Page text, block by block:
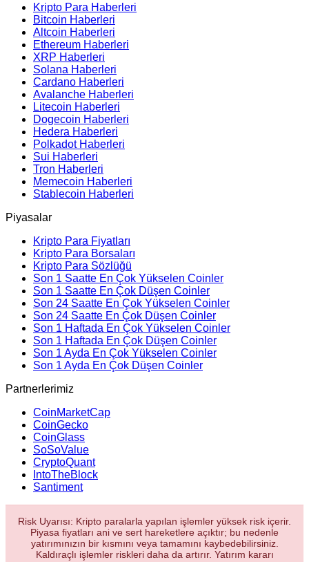
Kripto Para Haberleri
Bitcoin Haberleri
Altcoin Haberleri
Ethereum Haberleri
XRP Haberleri
Solana Haberleri
Cardano Haberleri
Avalanche Haberleri
Litecoin Haberleri
Dogecoin Haberleri
Hedera Haberleri
Polkadot Haberleri
Sui Haberleri
Tron Haberleri
Memecoin Haberleri
Stablecoin Haberleri
Piyasalar
Kripto Para Fiyatları
Kripto Para Borsaları
Kripto Para Sözlüğü
Son 1 Saatte En Çok Yükselen Coinler
Son 1 Saatte En Çok Düşen Coinler
Son 24 Saatte En Çok Yükselen Coinler
Son 24 Saatte En Çok Düşen Coinler
Son 1 Haftada En Çok Yükselen Coinler
Son 1 Haftada En Çok Düşen Coinler
Son 1 Ayda En Çok Yükselen Coinler
Son 1 Ayda En Çok Düşen Coinler
Partnerlerimiz
CoinMarketCap
CoinGecko
CoinGlass
SoSoValue
CryptoQuant
IntoTheBlock
Santiment
Risk Uyarısı: Kripto paralarla yapılan işlemler yüksek risk içerir.
Piyasa fiyatları ani ve sert hareketlere açıktır; bu nedenle
yatırımınızın bir kısmını veya tamamını kaybedebilirsiniz.
Kaldıraçlı işlemler riskleri daha da artırır. Yatırım kararı